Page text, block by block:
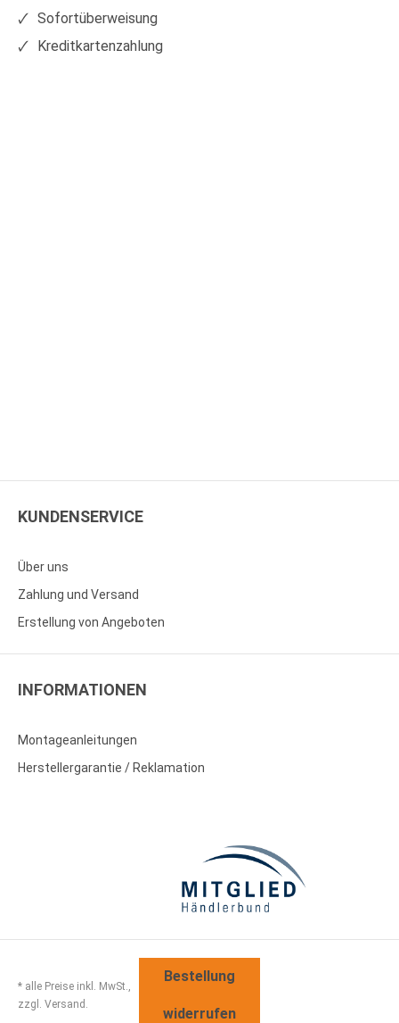
Sofortüberweisung
Kreditkartenzahlung
KUNDENSERVICE
Über uns
Zahlung und Versand
Erstellung von Angeboten
INFORMATIONEN
Montageanleitungen
Herstellergarantie / Reklamation
* alle Preise inkl. MwSt.,
zzgl. Versand.
Bestellung
widerrufen